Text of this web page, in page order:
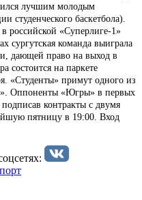
лучшим молодым
студенческого баскетбола).
российской «Суперлиге-1»
сургутская команда выиграла
дающей право на выход в
состоится на паркете
«Студенты» примут одного из
Оппоненты «Югры» в первых
контракты с двумя
пятницу в 19:00. Вход